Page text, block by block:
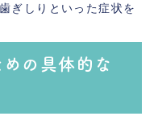
ぎしりといった症状を
の具体的な